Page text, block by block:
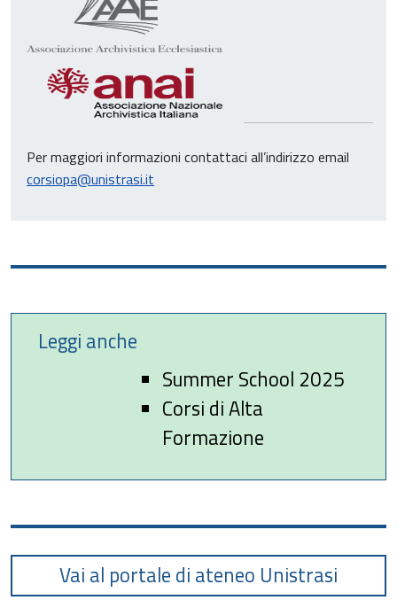
Per maggiori informazioni contattaci all’indirizzo email
corsiopa@unistrasi.it
Leggi anche
Summer School 2025
Corsi di Alta
Formazione
Vai al portale di ateneo Unistrasi